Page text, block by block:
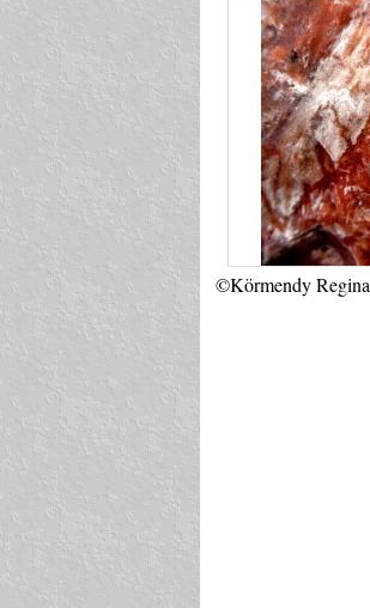
©Körmendy Regina